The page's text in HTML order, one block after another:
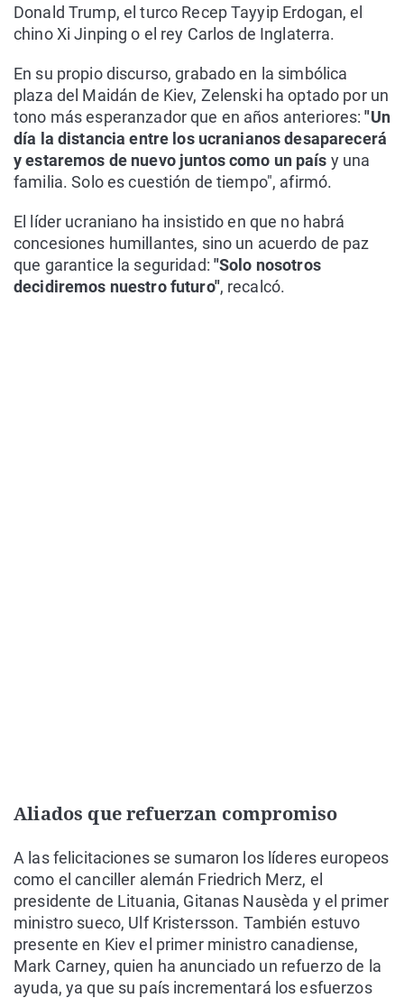
Donald Trump, el turco Recep Tayyip Erdogan, el
chino Xi Jinping o el rey Carlos de Inglaterra.
En su propio discurso, grabado en la simbólica
plaza del Maidán de Kiev, Zelenski ha optado por un
tono más esperanzador que en años anteriores:"Un
día la distancia entre los ucranianos desaparecerá
y estaremos de nuevo juntos como un país y una
familia. Solo es cuestión de tiempo", afirmó.
El líder ucraniano ha insistido en que no habrá
concesiones humillantes, sino un acuerdo de paz
que garantice la seguridad: "Solo nosotros
decidiremos nuestro futuro", recalcó.
Aliados que refuerzan compromiso
A las felicitaciones se sumaron los líderes europeos
como el canciller alemán Friedrich Merz, el
presidente de Lituania, Gitanas Nausèda y el primer
ministro sueco, Ulf Kristersson. También estuvo
presente en Kiev el primer ministro canadiense,
Mark Carney, quien ha anunciado un refuerzo de la
ayuda, ya que su país incrementará los esfuerzos